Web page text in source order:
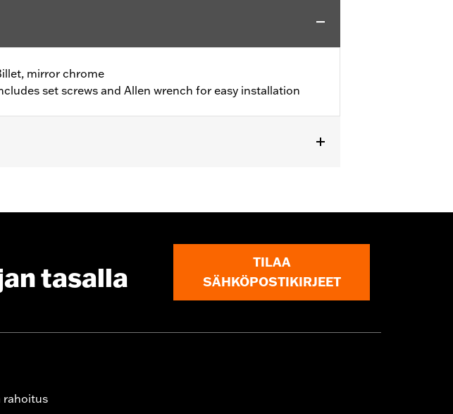
mirror chrome
set screws and Allen wrench for easy installation
details
tasalla
TILAA
SÄHKÖPOSTIKIRJEET
rahoitus